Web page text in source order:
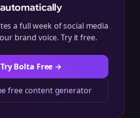
automatically
a full week of social media
brand voice. Try it free.
Try Bolta Free →
free content generator